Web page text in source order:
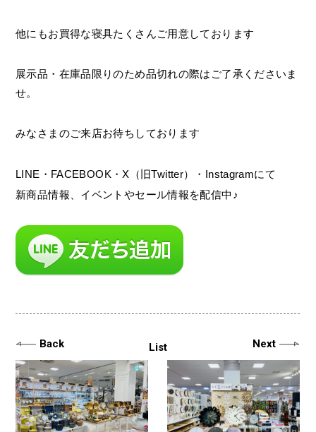
他にもお買得な寝具たくさんご用意しております
展示品・在庫品限りのため品切れの際はご了承くださいま
せ。
みなさまのご来店お待ちしております
LINE・FACEBOOK・X（旧Twitter）・Instagramにて
新商品情報、イベントやセール情報を配信中♪
Back Next
List